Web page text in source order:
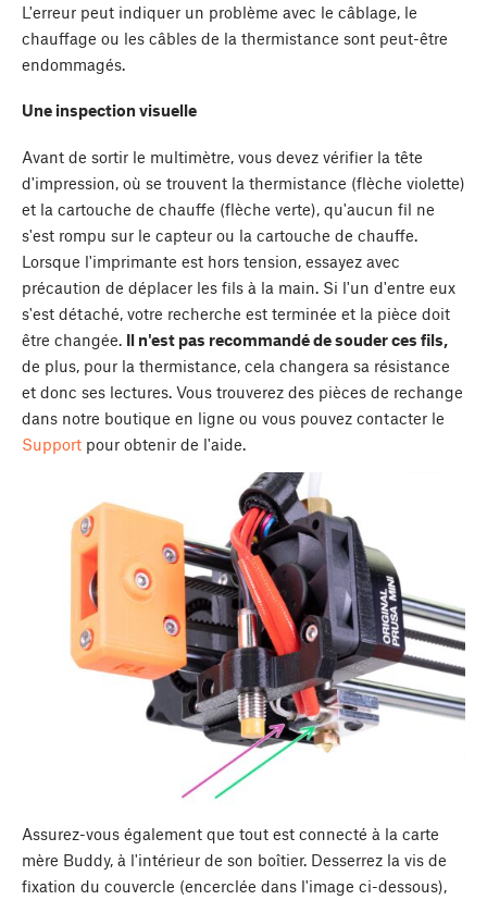
L'erreur peut indiquer un problème avec le câblage, le
chauffage ou les câbles de la thermistance sont peut-être
endommagés.
Une inspection visuelle
Avant de sortir le multimètre, vous devez vérifier la tête
d'impression, où se trouvent la thermistance (flèche violette)
et la cartouche de chauffe (flèche verte), qu'aucun fil ne
s'est rompu sur le capteur ou la cartouche de chauffe.
Lorsque l'imprimante est hors tension, essayez avec
précaution de déplacer les fils à la main. Si l'un d'entre eux
s'est détaché, votre recherche est terminée et la pièce doit
être changée. Il n'est pas recommandé de souder ces fils,
de plus, pour la thermistance, cela changera sa résistance
et donc ses lectures. Vous trouverez des pièces de rechange
dans notre boutique en ligne ou vous pouvez contacter le
Support pour obtenir de l'aide.
Assurez-vous également que tout est connecté à la carte
mère Buddy, à l'intérieur de son boîtier. Desserrez la vis de
fixation du couvercle (encerclée dans l'image ci-dessous),